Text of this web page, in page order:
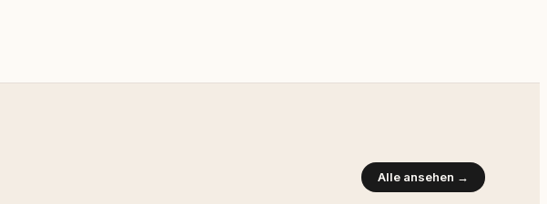
Alle ansehen →